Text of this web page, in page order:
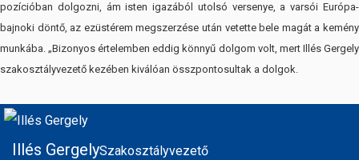
pozícióban dolgozni, ám isten igazából utolsó versenye, a varsói Európa-
bajnoki döntő, az ezüstérem megszerzése után vetette bele magát a kemény
munkába. „Bizonyos értelemben eddig könnyű dolgom volt, mert Illés Gergely
szakosztályvezető kezében kiválóan összpontosultak a dolgok.
Illés GergelySzakosztályvezető